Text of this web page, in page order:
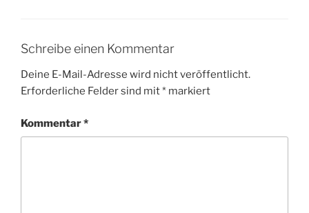
Schreibe einen Kommentar
Deine E-Mail-Adresse wird nicht veröffentlicht.
Erforderliche Felder sind mit* markiert
Kommentar*